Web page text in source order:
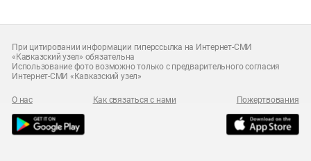
При цитировании информации гиперссылка на Интернет-СМИ
«Кавказский узел» обязательна
Использование фото возможно только с предварительного согласия
Интернет-СМИ «Кавказский узел»
О нас Как связаться с нами Пожертвования